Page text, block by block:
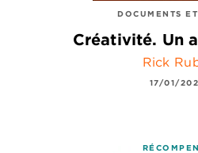
DOCUMENTS
Créativité. Un
Rick
17/01/